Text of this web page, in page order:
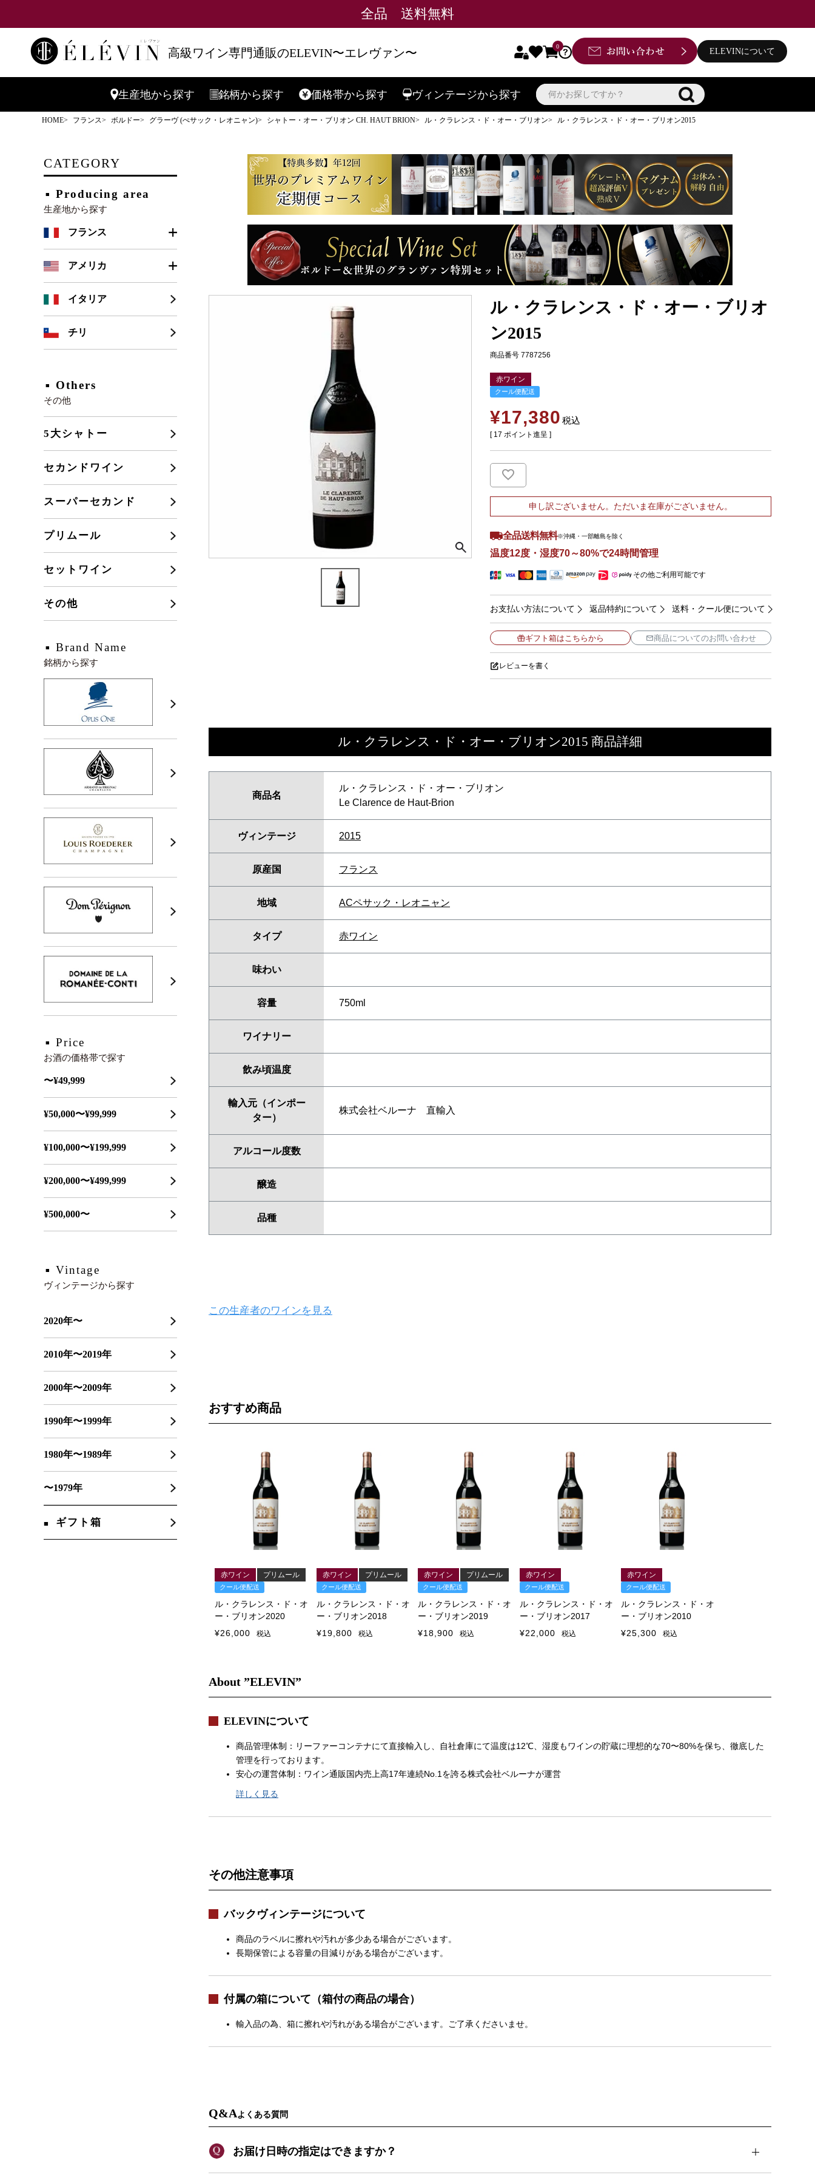
全品 送料無料
高級ワイン専門通販のELEVIN〜エレヴァン〜 0
ELEVINについて
生産地から探す 銘柄から探す 価格帯から探す ヴィンテージから探す
検索
HOME フランス ボルドー グラーヴ (ぺサック・レオニャン) シャトー・オー・ブリオン CH. HAUT BRION ル・クラレンス・ド・オー・ブリオン ル・クラレンス・ド・オー・ブリオン2015
CATEGORY
Producing area
生産地から探す
フランス
ボルドー
シャンパーニュ
ブルゴーニュ
アメリカ
カリフォルニア
イタリア
チリ
Others
その他
5大シャトー
セカンドワイン
スーパーセカンド
プリムール
セットワイン
その他
Brand Name
銘柄から探す
Price
お酒の価格帯で探す
〜¥49,999
¥50,000〜¥99,999
¥100,000〜¥199,999
¥200,000〜¥499,999
¥500,000〜
Vintage
ヴィンテージから探す
2020年〜
2010年〜2019年
2000年〜2009年
1990年〜1999年
1980年〜1989年
〜1979年
ギフト箱
ル・クラレンス・ド・オー・ブリオ
ン2015
商品番号 7787256
赤ワイン
クール便配送
¥17,380 税込
[ 17 ポイント進呈 ]
申し訳ございません。ただいま在庫がございません。
全品送料無料※沖縄・一部離島を除く
温度12度・湿度70～80%で24時間管理
その他ご利用可能です
お支払い方法について 返品特約について 送料・クール便について
ギフト箱はこちらから 商品についてのお問い合わせ
レビューを書く
ル・クラレンス・ド・オー・ブリオン2015 商品詳細
商品名
ル・クラレンス・ド・オー・ブリオン
Le Clarence de Haut-Brion
ヴィンテージ 2015
原産国 フランス
地域 ACペサック・レオニャン
タイプ 赤ワイン
味わい
容量 750ml
ワイナリー
飲み頃温度
輸入元（インポー
ター）
株式会社ベルーナ 直輸入
アルコール度数
醸造
品種
この生産者のワインを見る
おすすめ商品
赤ワイン プリムール
クール便配送
ル・クラレンス・ド・オ
ー・ブリオン2020
¥26,000 税込
赤ワイン プリムール
クール便配送
ル・クラレンス・ド・オ
ー・ブリオン2018
¥19,800 税込
赤ワイン プリムール
クール便配送
ル・クラレンス・ド・オ
ー・ブリオン2019
¥18,900 税込
赤ワイン
クール便配送
ル・クラレンス・ド・オ
ー・ブリオン2017
¥22,000 税込
赤ワイン
クール便配送
ル・クラレンス・ド・オ
ー・ブリオン2010
¥25,300 税込
About ”ELEVIN”
ELEVINについて
商品管理体制：リーファーコンテナにて直接輸入し、自社倉庫にて温度は12℃、湿度もワインの貯蔵に理想的な70〜80%を保ち、徹底した
管理を行っております。
安心の運営体制：ワイン通販国内売上高17年連続No.1を誇る株式会社ベルーナが運営
詳しく見る
その他注意事項
バックヴィンテージについて
商品のラベルに擦れや汚れが多少ある場合がございます。
長期保管による容量の目減りがある場合がございます。
付属の箱について（箱付の商品の場合）
輸入品の為、箱に擦れや汚れがある場合がございます。ご了承くださいませ。
Q&Aよくある質問
お届け日時の指定はできますか？